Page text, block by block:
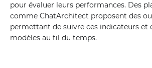
pour évaluer leurs performances. Des
comme ChatArchitect proposent des
permettant de suivre ces indicateurs et
modèles au fil du temps.